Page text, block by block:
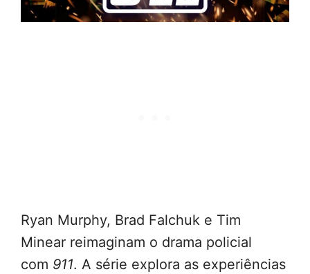
Ryan Murphy, Brad Falchuk e Tim
Minear reimaginam o drama policial
com 911. A série explora as experiências